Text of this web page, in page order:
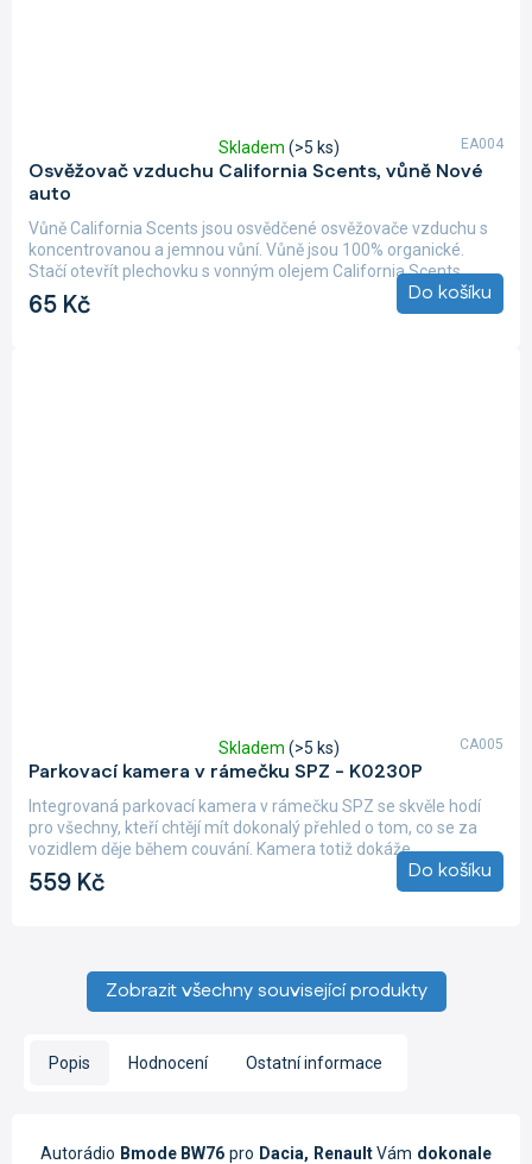
Osvěžovač vzduchu California Scents, vůně Nové
auto
hodnocení
produktu
je
4,0
z
hvězdiček.
Skladem (>5 ks)
65 Kč Do košíku
Vůně California Scents jsou osvědčené osvěžovače vzduchu s
koncentrovanou a jemnou vůní. Vůně jsou 100% organické.
Stačí otevřít plechovku s vonným olejem California Scents,...
EA004
Parkovací kamera v rámečku SPZ - K0230P
hodnocení
produktu
je
5,0
5
Skladem (>5 ks)
559 Kč Do košíku
Integrovaná parkovací kamera v rámečku SPZ se skvěle hodí
pro všechny, kteří chtějí mít dokonalý přehled o tom, co se za
vozidlem děje během couvání. Kamera totiž dokáže...
CA005
Zobrazit všechny související produkty
Popis Hodnocení Ostatní informace
Autorádio Bmode BW76pro Dacia, RenaultVám dokonale